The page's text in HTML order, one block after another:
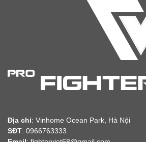
Địa chỉ: Vinhome Ocean Park, Hà Nội
SĐT: 0966763333